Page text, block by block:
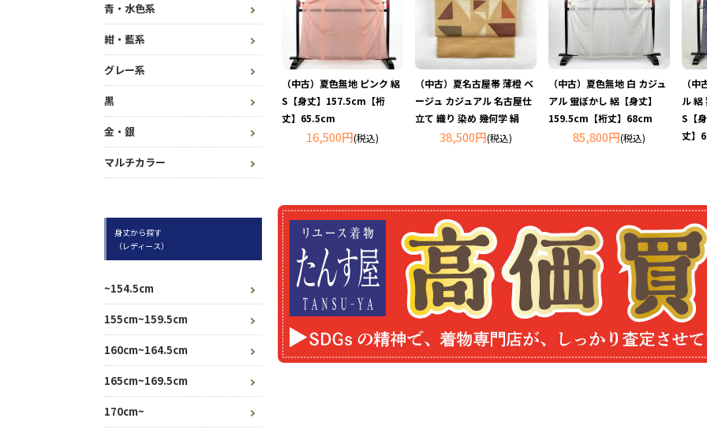
青・水色系
紺・藍系
グレー系
黒
金・銀
マルチカラー
身丈から探す
（レディース）
~154.5cm
155cm~159.5cm
160cm~164.5cm
165cm~169.5cm
170cm~
（中古）夏色無地 ピンク 絽
S【身丈】157.5cm【裄
丈】65.5cm
16,500円(税込)
（中古）夏名古屋帯 薄橙 ベ
ージュ カジュアル 名古屋仕
立て 織り 染め 幾何学 絹
38,500円(税込)
（中古）夏色無地 白 カジュ
アル 蛍ぼかし 絽【身丈】
159.5cm【裄丈】68cm
85,800円(税込)
（
ル 絽
S【
丈】